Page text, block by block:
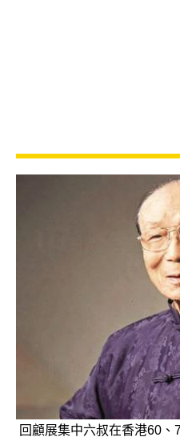
回顧展集中六叔在香港60